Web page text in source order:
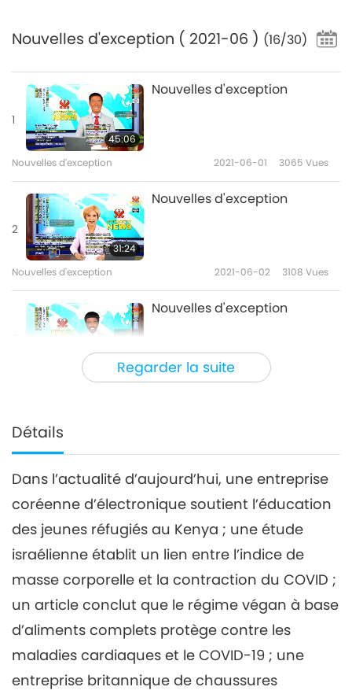
Regarder la suite
Nouvelles d'exception ( 2021-06 ) (16/30)
1
45:06
Nouvelles d'exception
Nouvelles d'exception 2021-06-01 3065 Vues
2
31:24
Nouvelles d'exception
Nouvelles d'exception 2021-06-02 3108 Vues
31:04
Nouvelles d'exception
Nouvelles d'exception 2021-06-03
4
2021-06-04 3002
5
31:33
Nouvelles d'exception
Nouvelles d'exception 2021-06-05 3654 Vues
34:04
Nouvelles d'exception
Détails
Dans l’actualité d’aujourd’hui, une entreprise
coréenne d’électronique soutient l’éducation
des jeunes réfugiés au Kenya ; une étude
israélienne établit un lien entre l’indice de
masse corporelle et la contraction du COVID ;
un article conclut que le régime végan à base
d’aliments complets protège contre les
maladies cardiaques et le COVID-19 ; une
entreprise britannique de chaussures